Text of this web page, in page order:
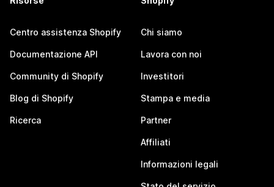
Centro assistenza Shopify
Documentazione API
Community di Shopify
Blog di Shopify
Ricerca
Chi siamo
Lavora con noi
Investitori
Stampa e media
Partner
Affiliati
Informazioni legali